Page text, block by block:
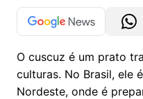
O cuscuz é um prato
culturas. No Brasil, ele
Nordeste, onde é